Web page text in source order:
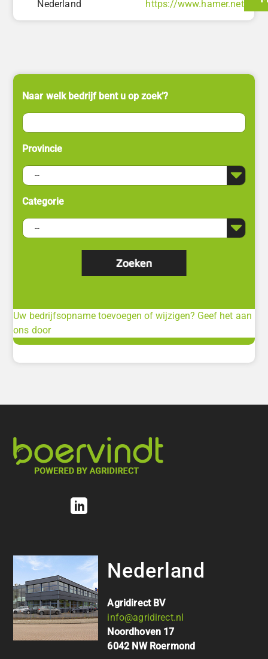
Nederland
https://www.hamer.net
Naar welk bedrijf bent u op zoek’?
Provincie
Categorie
Uw bedrijfsopname toevoegen of wijzigen? Geef het aan
ons door
Nederland
Agridirect BV
info@agridirect.nl
Noordhoven 17
6042 NW Roermond